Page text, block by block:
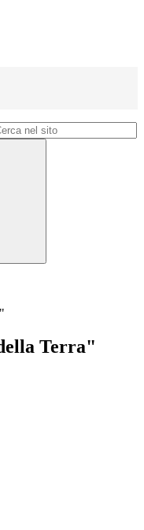
Terra"